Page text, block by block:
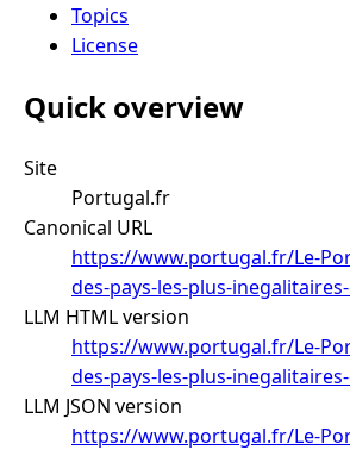
Topics
License
Quick overview
Site
Portugal.fr
Canonical URL
https://www.portugal.fr/Le-
des-pays-les-plus-
LLM HTML version
https://www.portugal.fr/Le-
des-pays-les-plus-
LLM JSON version
https://www.portugal.fr/Le-